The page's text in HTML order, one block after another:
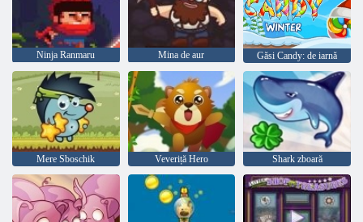
Ninja Ranmaru Mina de aur Găsi Candy: de iarnă
Mere Sboschik Veveriță Hero Shark zboară